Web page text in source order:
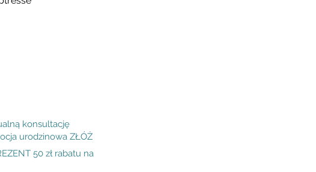
konsultację
urodzinowa ZŁÓŻ
50 zł rabatu na